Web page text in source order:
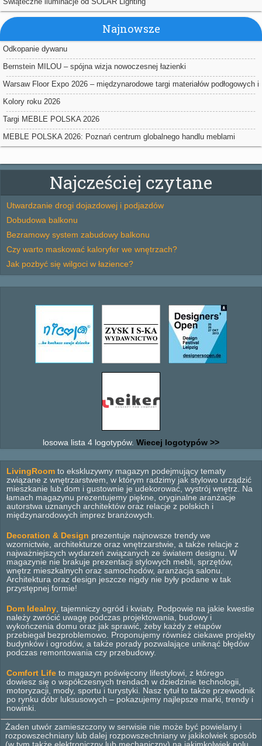
Najnowsze
Odkopanie dywanu
Bernstein MILOU – spójna wizja nowoczesnej łazienki
Warsaw Floor Expo 2026 – międzynarodowe targi materiałów podłogowych i
powierzchniowych w Nadarzynie
Kolory roku 2026
Targi MEBLE POLSKA 2026
MEBLE POLSKA 2026: Poznań centrum globalnego handlu meblami
Najcześciej czytane
Utwardzanie drogi dojazdowej i podjazdów
Dobudowa balkonu
Bezramowy system zabudowy balkonu
Czy warto maskować kaloryfer we wnętrzach?
Jak pozbyć się wilgoci w łazience?
losowa lista 4 logotypów. Wiecej logotypów >>
LivingRoom to ekskluzywny magazyn podejmujący tematy
związane z wnętrzarstwem, w którym radzimy jak stylowo urządzić
mieszkanie lub dom i gustownie je udekorować, wystrój wnętrz. Na
łamach magazynu prezentujemy piękne, oryginalne aranżacje
autorstwa uznanych architektów oraz relacje z polskich i
międzynarodowych imprez branżowych.
Decoration & Design prezentuje najnowsze trendy we
wzornictwie, architekturze oraz wnętrzarstwie, a także relacje z
najważniejszych wydarzeń związanych ze światem designu. W
magazynie nie brakuje prezentacji stylowych mebli, sprzętów,
wnętrz mieszkalnych oraz samochodów, aranżacja salonu.
Architektura oraz design jeszcze nigdy nie były podane w tak
przystępnej formie!
Dom Idealny , tajemniczy ogród i kwiaty. Podpowie na jakie kwestie
należy zwrócić uwagę podczas projektowania, budowy i
wykończenia domu oraz jak sprawić, żeby każdy z etapów
przebiegał bezproblemowo. Proponujemy również ciekawe projekty
budynków i ogrodów, a także porady pozwalające uniknąć błędów
podczas remontowania czy przebudowy.
Comfort Life to magazyn poświęcony lifestylowi, z którego
dowiesz się o współczesnych trendach w dziedzinie technologii,
motoryzacji, mody, sportu i turystyki. Nasz tytuł to także przewodnik
po rynku dóbr luksusowych – pokazujemy najlepsze marki, trendy i
nowinki.
Żaden utwór zamieszczony w serwisie nie może być powielany i
rozpowszechniany lub dalej rozpowszechniany w jakikolwiek sposób